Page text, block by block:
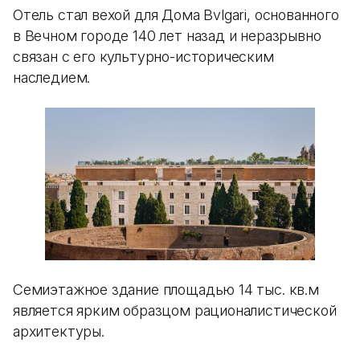
Отель стал вехой для Дома Bvlgari, основанного
в Вечном городе 140 лет назад и неразрывно
связан с его культурно-историческим
наследием.
Семиэтажное здание площадью 14 тыс. кв.м
является ярким образцом рационалистической
архитектуры.